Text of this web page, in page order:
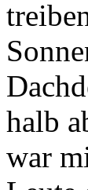
halb
war